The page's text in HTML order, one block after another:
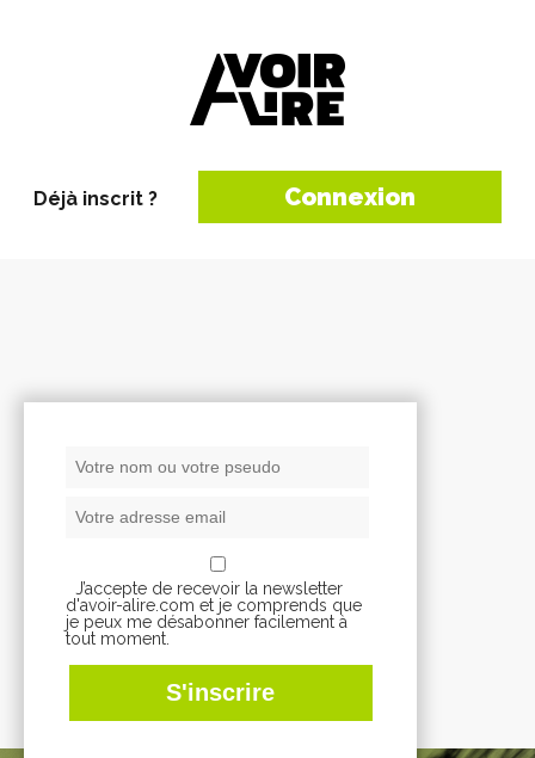
Déjà inscrit ? Connexion
J’accepte de recevoir la newsletter
d'avoir-alire.com et je comprends que
je peux me désabonner facilement à
tout moment.